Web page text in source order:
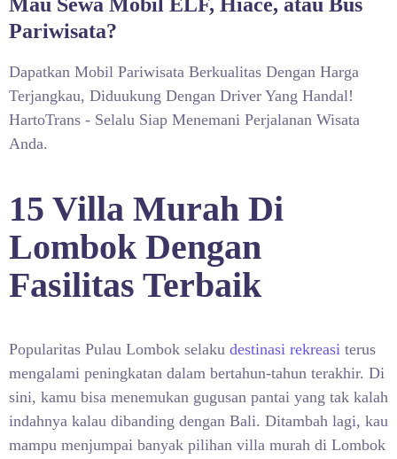
Pariwisata?
Dapatkan Mobil Pariwisata Berkualitas Dengan Harga
Terjangkau, Diduukung Dengan Driver Yang Handal!
HartoTrans - Selalu Siap Menemani Perjalanan Wisata
Anda.
15 Villa Murah Di
Lombok Dengan
Fasilitas Terbaik
Popularitas Pulau Lombok selaku destinasi rekreasi terus
mengalami peningkatan dalam bertahun-tahun terakhir. Di
sini, kamu bisa menemukan gugusan pantai yang tak kalah
indahnya kalau dibanding dengan Bali. Ditambah lagi, kau
mampu menjumpai banyak pilihan villa murah di Lombok